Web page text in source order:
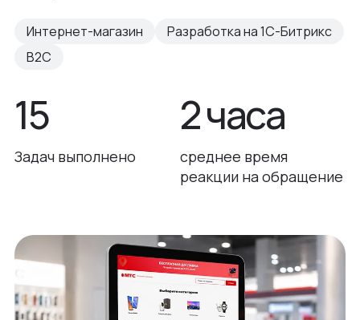
Интернет-магазин
Разработка на 1С-Битрикс
B2C
15
Задач выполнено
2 часа
среднее время
реакции на обращение